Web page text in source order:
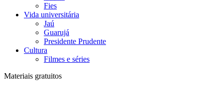
Fies
Vida universitária
Jaú
Guarujá
Presidente Prudente
Cultura
Filmes e séries
Materiais gratuitos